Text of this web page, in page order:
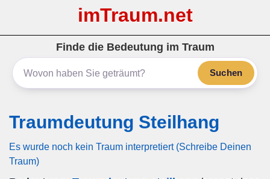
imTraum.net
Finde die Bedeutung im Traum
Suchen
Traumdeutung Steilhang
Es wurde noch kein Traum interpretiert (Schreibe Deinen
Traum)